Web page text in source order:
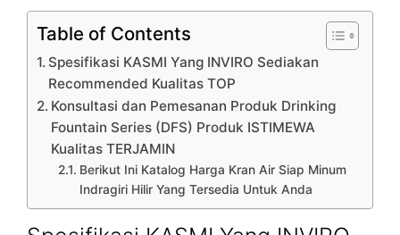
Table of Contents
Spesifikasi KASMI Yang INVIRO Sediakan
Recommended Kualitas TOP
Konsultasi dan Pemesanan Produk Drinking
Fountain Series (DFS) Produk ISTIMEWA
Kualitas TERJAMIN
Berikut Ini Katalog Harga Kran Air Siap Minum
Indragiri Hilir Yang Tersedia Untuk Anda